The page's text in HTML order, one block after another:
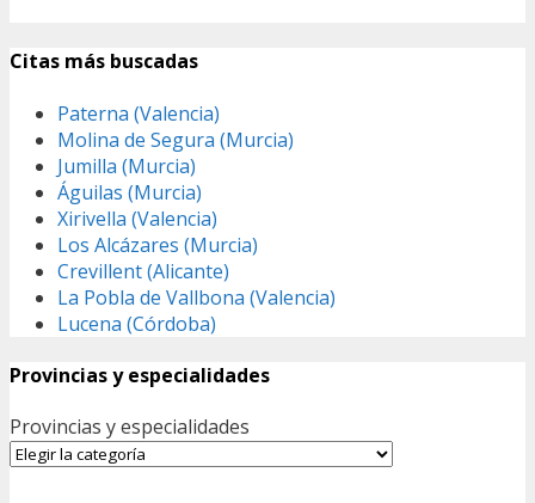
Citas más buscadas
Paterna (Valencia)
Molina de Segura (Murcia)
Jumilla (Murcia)
Águilas (Murcia)
Xirivella (Valencia)
Los Alcázares (Murcia)
Crevillent (Alicante)
La Pobla de Vallbona (Valencia)
Lucena (Córdoba)
Provincias y especialidades
Provincias y especialidades